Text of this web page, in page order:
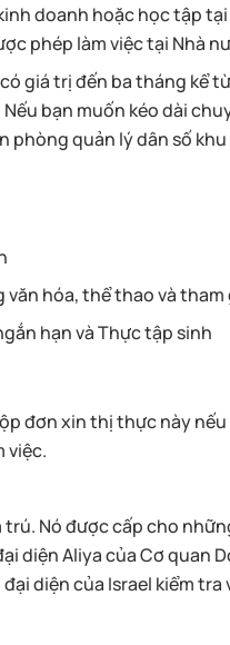
doanh hoặc học tập
phép làm việc tại Nhà
giá trị đến ba tháng kể
Nếu bạn muốn kéo dài
phòng quản lý dân số khu
văn hóa, thể thao và tham
hạn và Thực tập sinh
đơn xin thị thực này
việc.
Nó được cấp cho
diện Aliya của Cơ quan
diện của Israel kiểm tra